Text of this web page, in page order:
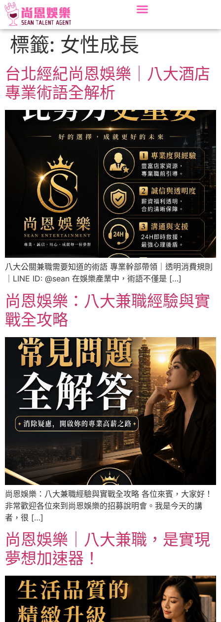
標籤: 女性成長
台北經紀尚恩娛樂｜八大酒店
專業術語全解析
八大公關兼職需要知道的術語 專業幹部帶領｜透明消費規則
｜LINE ID: @sean 在娛樂產業中，術語不僅是 […]
尚恩娛樂：八大兼職經驗與實
戰全攻略
尚恩娛樂：八大兼職經驗與實戰全攻略 各位來賓，大家好！
非常歡迎各位來到尚恩娛樂的招募說明會。我是今天的講
者，很 […]
尚恩娛樂｜八大兼職，是實現
夢想加速器！